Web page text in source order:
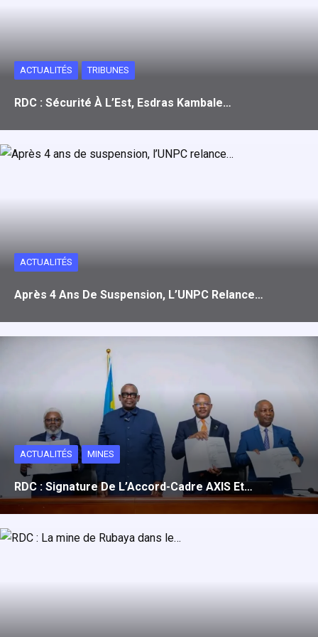
ACTUALITÉS TRIBUNES
RDC : Sécurité À L’Est, Esdras Kambale…
ACTUALITÉS
Après 4 Ans De Suspension, L’UNPC Relance…
ACTUALITÉS MINES
RDC : Signature De L’Accord-Cadre AXIS Et…